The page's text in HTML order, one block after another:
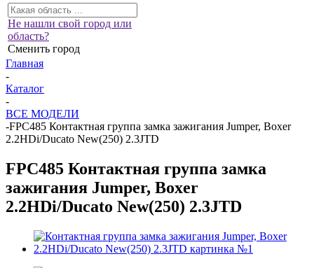
Не нашли свой город или
область?
Сменить город
Главная
-
Каталог
-
ВСЕ МОДЕЛИ
-FPC485 Контактная группа замка зажигания Jumper, Boxer
2.2HDi/Ducato New(250) 2.3JTD
FPC485 Контактная группа замка
зажигания Jumper, Boxer
2.2HDi/Ducato New(250) 2.3JTD